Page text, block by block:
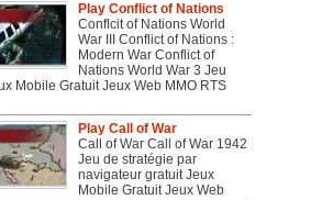
Play Conflict of Nations
Conflcit of Nations World
War III Conflict of Nations :
Modern War Conflict of
Nations World War 3 Jeu
Mobile Gratuit Jeux Web MMO RTS
Play Call of War
Call of War Call of War 1942
Jeu de stratégie par
navigateur gratuit Jeux
Mobile Gratuit Jeux Web